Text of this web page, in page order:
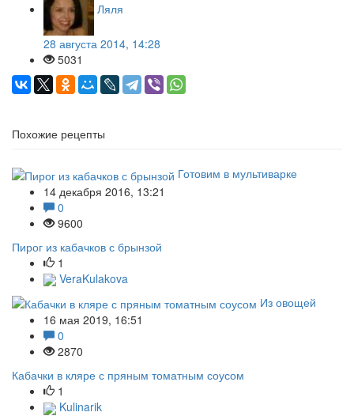
Ляля
28 августа 2014, 14:28
5031
Похожие рецепты
Готовим в мультиварке
14 декабря 2016, 13:21
0
9600
Пирог из кабачков с брынзой
1
VeraKulakova
Из овощей
16 мая 2019, 16:51
0
2870
Кабачки в кляре с пряным томатным соусом
1
Kulinarik